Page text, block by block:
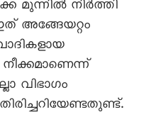
നിർത്തി
അങ്ങേയറ്റം
നീക്കമാണെന്ന്
വിഭാഗം